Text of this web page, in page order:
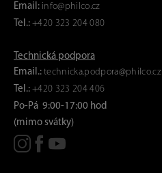
Email: info@philco.cz
Tel.: +420 323 204 080
Technická podpora
Email.: technicka.podpora@philco.cz
Tel.: +420 323 204 406
Po-Pá 9:00-17:00 hod
(mimo svátky)